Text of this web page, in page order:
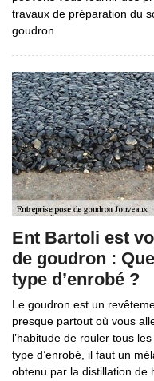
travaux de préparation du
goudron.
Ent Bartoli est
de goudron :
type d’enrobé ?
Le goudron est un
presque partout où vous
l’habitude de rouler tous
type d’enrobé, il faut un
obtenu par la distillation de